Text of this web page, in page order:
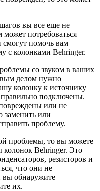
вы все еще не
может потребоваться
смогут помочь вам
с колонками Behringer.
со звуком в ваших
делом нужно
колонку к источнику
правильно подключены.
или не
заменить или
проблему.
проблемы, то вы можете
колонок Behringer. Это
резисторов и
что они не
вы обнаружите
их.